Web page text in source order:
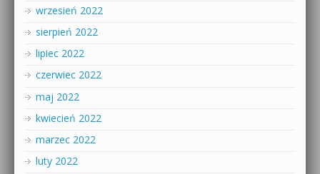
wrzesień 2022
sierpień 2022
lipiec 2022
czerwiec 2022
maj 2022
kwiecień 2022
marzec 2022
luty 2022